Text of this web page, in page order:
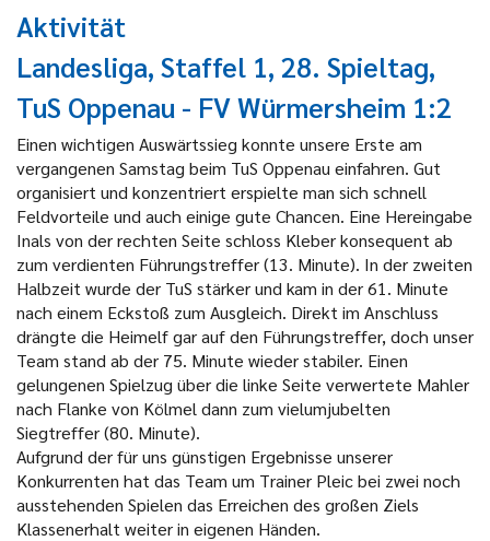
Aktivität
Landesliga, Staffel 1, 28. Spieltag,
TuS Oppenau - FV Würmersheim 1:2
Einen wichtigen Auswärtssieg konnte unsere Erste am
vergangenen Samstag beim TuS Oppenau einfahren. Gut
organisiert und konzentriert erspielte man sich schnell
Feldvorteile und auch einige gute Chancen. Eine Hereingabe
Inals von der rechten Seite schloss Kleber konsequent ab
zum verdienten Führungstreffer (13. Minute). In der zweiten
Halbzeit wurde der TuS stärker und kam in der 61. Minute
nach einem Eckstoß zum Ausgleich. Direkt im Anschluss
drängte die Heimelf gar auf den Führungstreffer, doch unser
Team stand ab der 75. Minute wieder stabiler. Einen
gelungenen Spielzug über die linke Seite verwertete Mahler
nach Flanke von Kölmel dann zum vielumjubelten
Siegtreffer (80. Minute).
Aufgrund der für uns günstigen Ergebnisse unserer
Konkurrenten hat das Team um Trainer Pleic bei zwei noch
ausstehenden Spielen das Erreichen des großen Ziels
Klassenerhalt weiter in eigenen Händen.